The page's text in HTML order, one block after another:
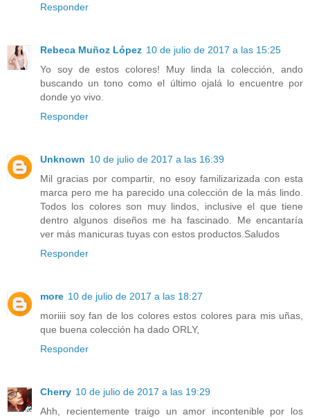
Responder
Rebeca Muñoz López 10 de julio de 2017 a las 15:25
Yo soy de estos colores! Muy linda la colección, ando
buscando un tono como el último ojalá lo encuentre por
donde yo vivo.
Responder
Unknown 10 de julio de 2017 a las 16:39
Mil gracias por compartir, no esoy familizarizada con esta
marca pero me ha parecido una colección de la más lindo.
Todos los colores son muy lindos, inclusive el que tiene
dentro algunos diseños me ha fascinado. Me encantaría
ver más manicuras tuyas con estos productos.Saludos
Responder
more 10 de julio de 2017 a las 18:27
moriiii soy fan de los colores estos colores para mis uñas,
que buena colección ha dado ORLY,
Responder
Cherry 10 de julio de 2017 a las 19:29
Ahh, recientemente traigo un amor incontenible por los